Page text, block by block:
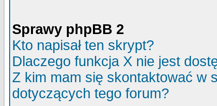
Sprawy phpBB 2
Kto napisał ten skrypt?
Dlaczego funkcja X nie jest
Z kim mam się skontaktować w
dotyczących tego forum?